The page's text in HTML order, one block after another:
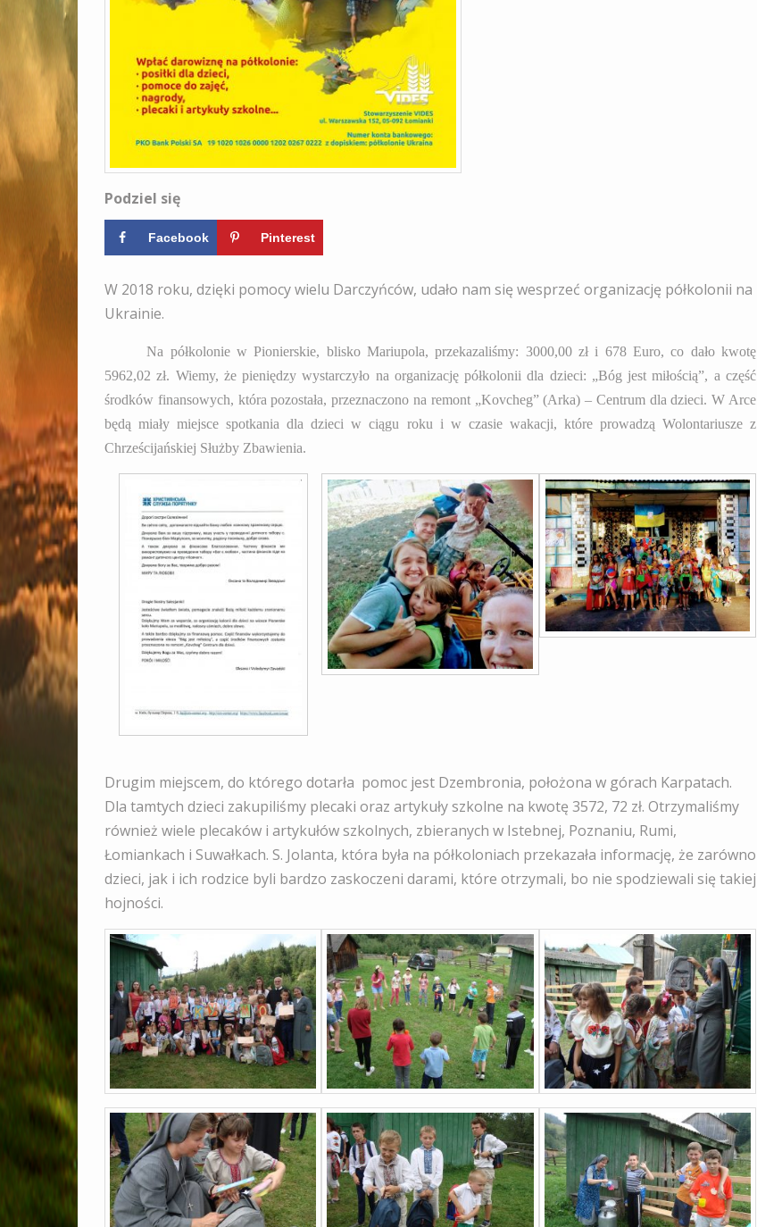
Podziel się
Facebook Pinterest
W 2018 roku, dzięki pomocy wielu Darczyńców, udało nam się wesprzeć organizację półkolonii na
Ukrainie.
Na półkolonie w Pionierskie, blisko Mariupola, przekazaliśmy: 3000,00 zł i 678 Euro, co dało kwotę
5962,02 zł. Wiemy, że pieniędzy wystarczyło na organizację półkolonii dla dzieci: „Bóg jest miłością”, a część
środków finansowych, która pozostała, przeznaczono na remont „Kovcheg” (Arka) – Centrum dla dzieci. W Arce
będą miały miejsce spotkania dla dzieci w ciągu roku i w czasie wakacji, które prowadzą Wolontariusze z
Chrześcijańskiej Służby Zbawienia.
Drugim miejscem, do którego dotarła pomoc jest Dzembronia, położona w górach Karpatach.
Dla tamtych dzieci zakupiliśmy plecaki oraz artykuły szkolne na kwotę 3572, 72 zł. Otrzymaliśmy
również wiele plecaków i artykułów szkolnych, zbieranych w Istebnej, Poznaniu, Rumi,
Łomiankach i Suwałkach. S. Jolanta, która była na półkoloniach przekazała informację, że zarówno
dzieci, jak i ich rodzice byli bardzo zaskoczeni darami, które otrzymali, bo nie spodziewali się takiej
hojności.